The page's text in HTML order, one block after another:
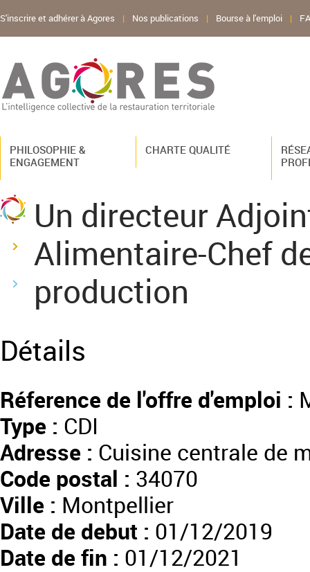
S'inscrire et adhérer à Agores | Nos publications | Bourse à l'emploi |
PHILOSOPHIE &
ENGAGEMENT
CHARTE QUALITÉ
Un directeur
Alimentaire-Chef
production
Détails
Réference de l'offre d'emploi :
Type : CDI
Adresse : Cuisine centrale de
Code postal : 34070
Ville : Montpellier
Date de debut : 01/12/2019
Date de fin : 01/12/2021